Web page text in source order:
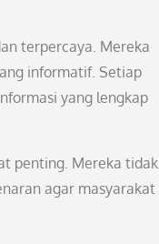
terpercaya. Mereka
informatif. Setiap
yang lengkap
penting. Mereka tidak
agar masyarakat